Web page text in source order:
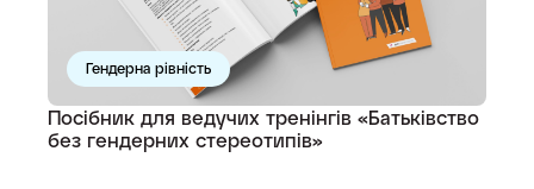
Гендерна рівність
Посібник для ведучих тренінгів «Батьківство
без гендерних стереотипів»